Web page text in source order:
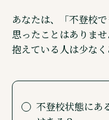
Other
オンライン
あなたは、「不登校
思ったことはありま
抱えている人は少なく
不登校状態にあ